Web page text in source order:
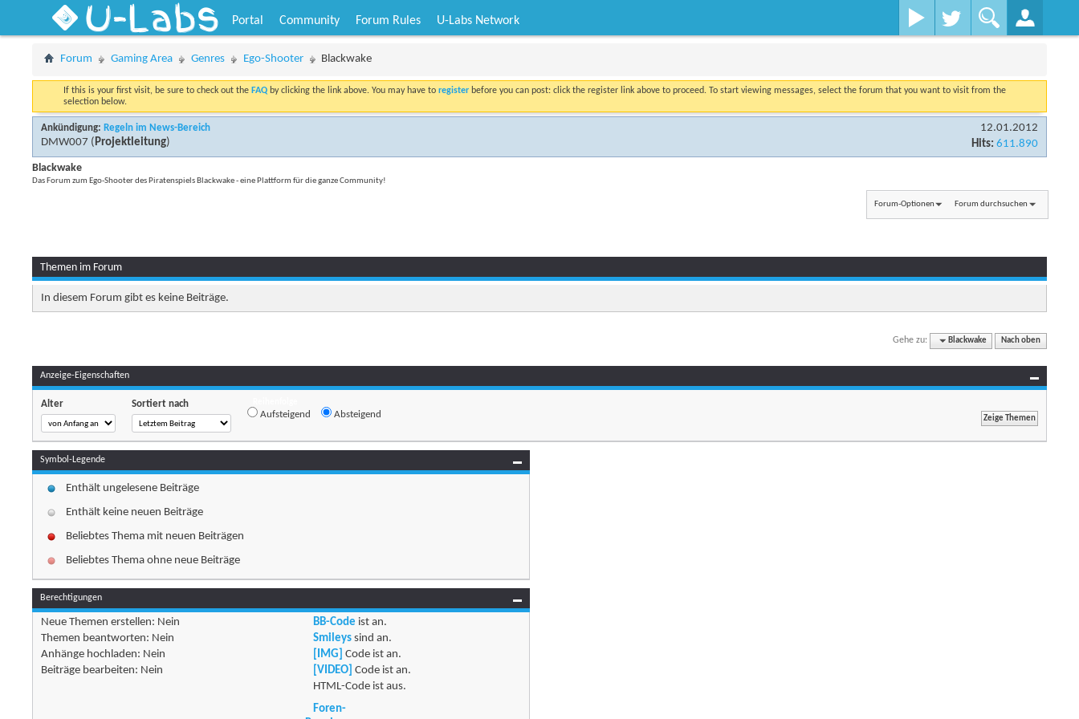
U-Labs Portal Community Forum Rules U-Labs Network
Forum Gaming Area Genres Ego-Shooter Blackwake
If this is your first visit, be sure to check out the FAQ by clicking the link above. You may have toregister before you can post: click the register link above to proceed. To start viewing messages, select the forum that you want to visit from the
selection below.
Ankündigung: Regeln im News-Bereich
DMW007 (Projektleitung)
12.01.2012
Hits: 611.890
Blackwake
Das Forum zum Ego-Shooter des Piratenspiels Blackwake - eine Plattform für die ganze Community!
Forum-Optionen Forum durchsuchen
Themen im Forum
In diesem Forum gibt es keine Beiträge.
Gehe zu: Blackwake Nach oben
Anzeige-Eigenschaften
Alter Sortiert nach
Aufsteigend Absteigend
Symbol-Legende
Enthält ungelesene Beiträge
Enthält keine neuen Beiträge
Beliebtes Thema mit neuen Beiträgen
Beliebtes Thema ohne neue Beiträge
Berechtigungen
Neue Themen erstellen: Nein
Themen beantworten: Nein
Anhänge hochladen: Nein
Beiträge bearbeiten: Nein
BB-Code ist an.
Smileyssind an.
[IMG] Code ist an.
[VIDEO] Code ist an.
HTML-Code ist aus.
Foren-